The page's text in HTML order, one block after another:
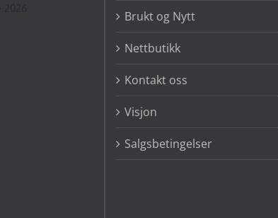
Brukt og Nytt
Nettbutikk
Kontakt oss
Visjon
Salgsbetingelser